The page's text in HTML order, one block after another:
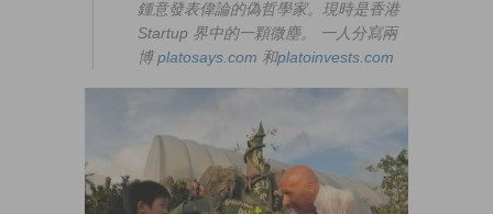
鍾意發表偉論的偽哲學家。現時是香港
Startup 界中的一顆微塵。 一人分寫兩
博platosays.com 和platoinvests.com